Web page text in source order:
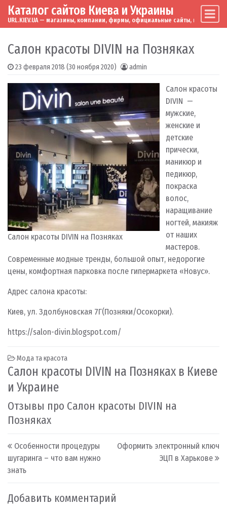
Skip to content
Main Navigation
Каталог сайтов Киева и Украины
URL.KIEV.UA — магазины, компании, фирмы, официальные сайты, мировые
Салон красоты DIVIN на Позняках
23 февраля 2018 (30 ноября 2020) admin
Салон красоты DIVIN на Позняках
Салон красоты
DIVIN —
мужские,
женские и
детские
прически,
маникюр и
педикюр,
покраска
волос,
наращивание
ногтей, макияж
от наших
мастеров.
Современные модные тренды, большой опыт, недорогие
цены, комфортная парковка после гипермаркета «Новус».
Адрес салона красоты:
Киев, ул. Здолбуновская 7Г(Позняки/Осокорки).
https://salon-divin.blogspot.com/
Мода та красота
Салон красоты DIVIN на Позняках в Киеве
и Украине
Отзывы про Салон красоты DIVIN на
Позняках
Post navigation
Особенности процедуры
шугаринга – что вам нужно
знать
Оформить электронный ключ
ЭЦП в Харькове
Добавить комментарий